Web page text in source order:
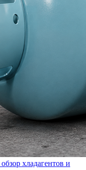
хладагентов и